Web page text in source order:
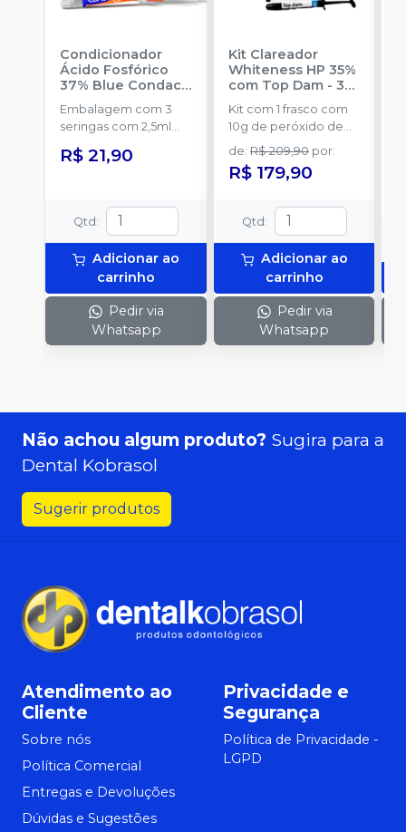
Condicionador
Ácido Fosfórico
37% Blue Condac-
FGM
Embalagem com 3
seringas com 2,5ml
cada uma e 3
ponteiras para
R$ 21,90
Qtd :
Adicionar ao
carrinho
Pedir via
Whatsapp
Kit Clareador
Whiteness HP 35%
com Top Dam - 3
Pacientes
Kit com 1 frasco com
10g de peróxido de
hidrogênio
concentrado + 1 frasco
com 5g de
com 2g de solução
Neutralize
(neutralizante de
peróxidos) + 1
espátula e uma placa
para preparo do gel e
1 Top Dam com 2g.
de: R$ 209,90 por:
R$ 179,90
Qtd :
Adicionar ao
carrinho
Pedir via
Whatsapp
Não achou algum produto? Sugira para a
Dental Kobrasol
Sugerir produtos
Atendimento ao
Cliente
Sobre nós
Política Comercial
Entregas e Devoluções
Dúvidas e Sugestões
Privacidade e
Segurança
Política de Privacidade -
LGPD